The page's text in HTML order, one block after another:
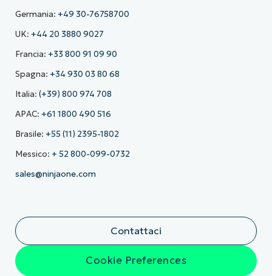
Germania: +49 30-76758700
UK: +44 20 3880 9027
Francia: +33 800 91 09 90
Spagna: +34 930 03 80 68
Italia: (+39) 800 974 708
APAC: +61 1800 490 516
Brasile: +55 (11) 2395-1802
Messico: + 52 800-099-0732
sales@ninjaone.com
Contattaci
Cookie Preferences